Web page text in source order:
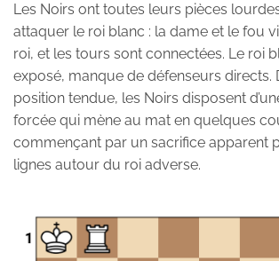
Les Noirs ont toutes leurs pièces
attaquer le roi blanc : la dame et le fou
roi, et les tours sont connectées. Le roi
exposé, manque de défenseurs directs.
position tendue, les Noirs disposent
forcée qui mène au mat en quelques
commençant par un sacrifice apparent
lignes autour du roi adverse.